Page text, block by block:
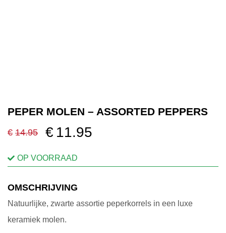
PEPER MOLEN – ASSORTED PEPPERS
€ 14.95
Oorspronkelijke
was:
€ 11.95
Huidige
is:
OP VOORRAAD
OMSCHRIJVING
Natuurlijke, zwarte assortie peperkorrels in een luxe
keramiek molen.